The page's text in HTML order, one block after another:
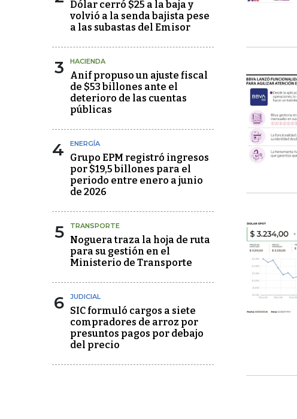
Dólar cerró $25 a la baja y
volvió a la senda bajista pese
a las subastas del Emisor
3 HACIENDA
Anif propuso un ajuste fiscal
de $53 billones ante el
deterioro de las cuentas
públicas
4 ENERGÍA
Grupo EPM registró ingresos
por $19,5 billones para el
periodo entre enero a junio
de 2026
5 TRANSPORTE
Noguera traza la hoja de ruta
para su gestión en el
Ministerio de Transporte
6 JUDICIAL
SIC formuló cargos a siete
compradores de arroz por
presuntos pagos por debajo
del precio